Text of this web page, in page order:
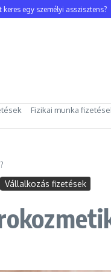
egy személyi asszisztens?
Fizikai munka
Vállalkozás fizetések